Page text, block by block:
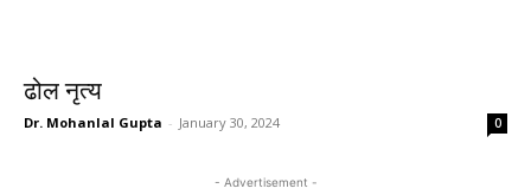
ढोल नृत्य
Dr. Mohanlal Gupta - January 30, 2024 0
- Advertisement -